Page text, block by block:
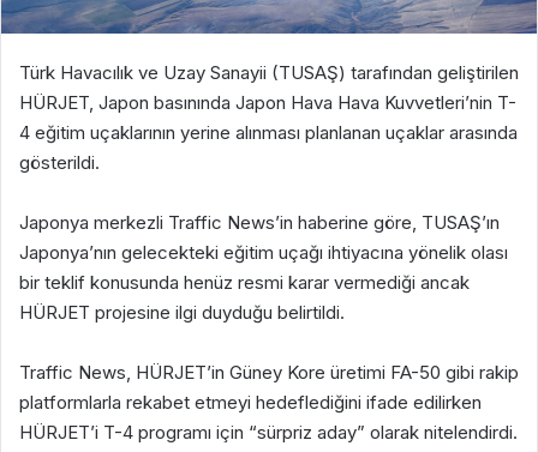
Türk Havacılık ve Uzay Sanayii (TUSAŞ) tarafından geliştirilen
HÜRJET, Japon basınında Japon Hava Hava Kuvvetleri’nin T-
4 eğitim uçaklarının yerine alınması planlanan uçaklar arasında
gösterildi.
Japonya merkezli Traffic News’in haberine göre, TUSAŞ’ın
Japonya’nın gelecekteki eğitim uçağı ihtiyacına yönelik olası
bir teklif konusunda henüz resmi karar vermediği ancak
HÜRJET projesine ilgi duyduğu belirtildi.
Traffic News, HÜRJET’in Güney Kore üretimi FA-50 gibi rakip
platformlarla rekabet etmeyi hedeflediğini ifade edilirken
HÜRJET’i T-4 programı için “sürpriz aday” olarak nitelendirdi.